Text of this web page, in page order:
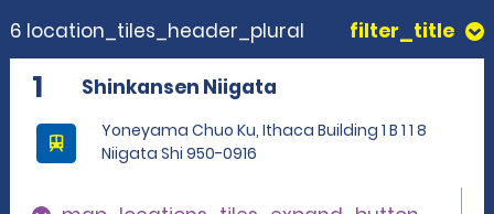
6 location_tiles_header_plural filter_title
1 Shinkansen Niigata
Yoneyama Chuo Ku, Ithaca Building 1 B 1 1 8
Niigata Shi 950-0916